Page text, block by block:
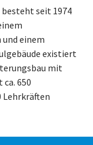
seit 1974
einem
existiert
mit
ca. 650
Lehrkräften